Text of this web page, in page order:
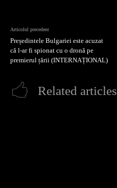
Articolul precedent
Președintele Bulgariei este acuzat
că l-ar fi spionat cu o dronă pe
premierul țării (INTERNAȚIONAL)
Related articles